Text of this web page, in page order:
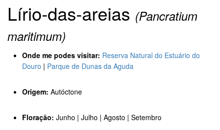
Lírio-das-areias (Pancratium
maritimum)
Onde me podes visitar: Reserva Natural do Estuário do
Douro | Parque de Dunas da Aguda
Origem: Autóctone
Floração: Junho | Julho | Agosto | Setembro